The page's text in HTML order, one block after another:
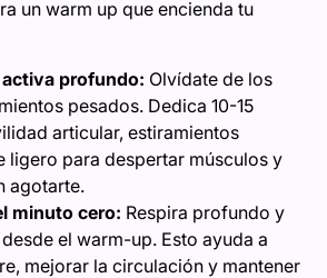
un warm up que encienda tu
profundo: Olvídate de los
pesados. Dedica 10-15
articular, estiramientos
ligero para despertar músculos y
agotarte.
minuto cero: Respira profundo y
el warm-up. Esto ayuda a
mejorar la circulación y mantener